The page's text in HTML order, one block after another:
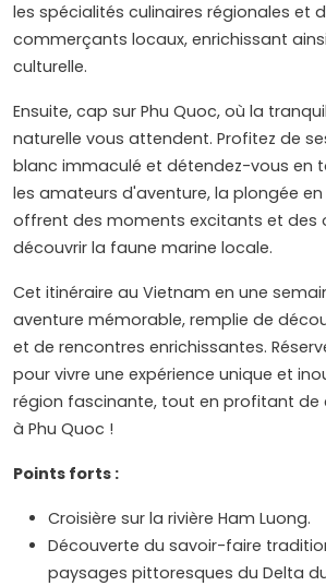
les spécialités culinaires régionales et
commerçants locaux, enrichissant
culturelle.
Ensuite, cap sur Phu Quoc, où la
naturelle vous attendent. Profitez de
blanc immaculé et détendez-vous en
les amateurs d'aventure, la plongée
offrent des moments excitants et des
découvrir la faune marine locale.
Cet itinéraire au Vietnam en une
aventure mémorable, remplie de
et de rencontres enrichissantes.
pour vivre une expérience unique et
région fascinante, tout en profitant de
à Phu Quoc !
Points forts :
Croisière sur la rivière Ham Luong.
Découverte du savoir-faire
paysages pittoresques du Delta